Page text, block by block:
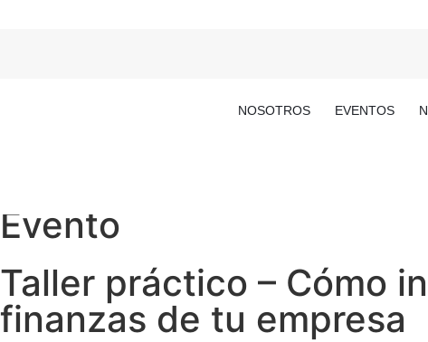
NOSOTROS EVENTOS
Evento
Taller práctico – Cómo
finanzas de tu empresa